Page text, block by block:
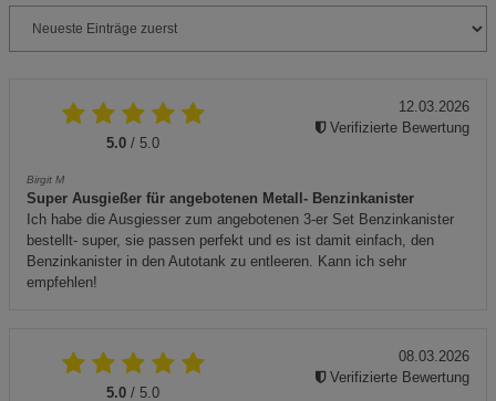
5.0 / 5.0
Birgit M
Super Ausgießer für angebotenen Metall- Benzinkanister
Ich habe die Ausgiesser zum angebotenen 3-er Set Benzinkanister
bestellt- super, sie passen perfekt und es ist damit einfach, den
Benzinkanister in den Autotank zu entleeren. Kann ich sehr
empfehlen!
12.03.2026
Verifizierte Bewertung
5.0 / 5.0
08.03.2026
Verifizierte Bewertung